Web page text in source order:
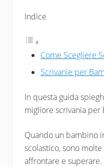
Indice
Come Scegliere
Scrivanie per
In questa guida
migliore scrivania per
Quando un bambino
scolastico, sono
affrontare e superare.